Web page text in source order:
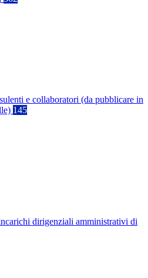
e collaboratori (da pubblicare in
145
dirigenziali amministrativi di